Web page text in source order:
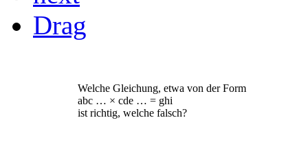
Drag
Welche Gleichung, etwa von der Form
abc … × cde … = ghi
ist richtig, welche falsch?